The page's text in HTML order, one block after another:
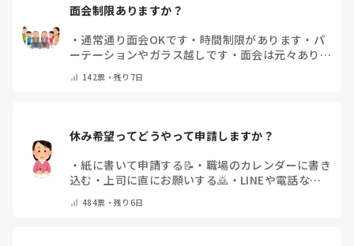
面会制限ありますか？
・ 通常通り面会OKです ・ 時間制限があります ・ パ
ーテーションやガラス越しです ・ 面会は元々ありま
142票・残り7日
休み希望ってどうやって申請しますか？
・紙に書いて申請する📝 ・ 職場のカレンダーに書き
込む ・ 上司に直にお願いする🙇 ・ LINEや電話など
484票・残り6日